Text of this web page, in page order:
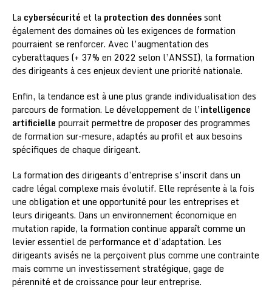
La cybersécurité et la protection des donnéessont
également des domaines où les exigences de formation
pourraient se renforcer. Avec l’augmentation des
cyberattaques (+ 37% en 2022 selon l’ANSSI), la formation
des dirigeants à ces enjeux devient une priorité nationale.
Enfin, la tendance est à une plus grande individualisation des
parcours de formation. Le développement de l’intelligence
artificielle pourrait permettre de proposer des programmes
de formation sur-mesure, adaptés au profil et aux besoins
spécifiques de chaque dirigeant.
La formation des dirigeants d’entreprise s’inscrit dans un
cadre légal complexe mais évolutif. Elle représente à la fois
une obligation et une opportunité pour les entreprises et
leurs dirigeants. Dans un environnement économique en
mutation rapide, la formation continue apparaît comme un
levier essentiel de performance et d’adaptation. Les
dirigeants avisés ne la perçoivent plus comme une contrainte
mais comme un investissement stratégique, gage de
pérennité et de croissance pour leur entreprise.